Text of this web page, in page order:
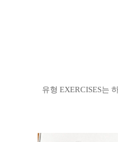
유형 EXERCISES는